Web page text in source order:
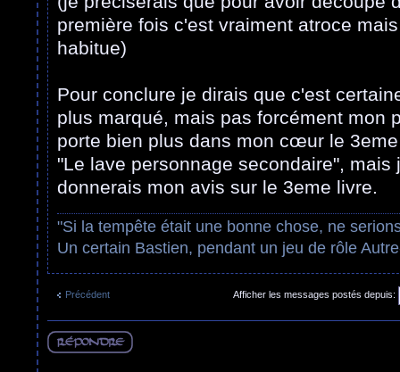
première fois c'est vraiment atroce
habitue)
Pour conclure je dirais que c'est
plus marqué, mais pas forcément mon
porte bien plus dans mon cœur le
"Le lave personnage secondaire", mais
donnerais mon avis sur le 3eme livre.
"Si la tempête était une bonne chose, ne
Un certain Bastien, pendant un jeu de rôle
Précédent Afficher les messages postés depuis: